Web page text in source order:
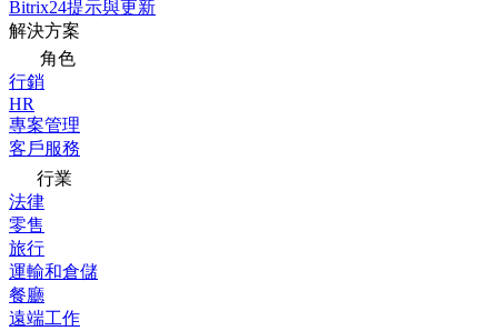
Bitrix24提示與更新
解決方案
角色
行銷
HR
專案管理
客戶服務
行業
法律
零售
旅行
運輸和倉儲
餐廳
遠端工作